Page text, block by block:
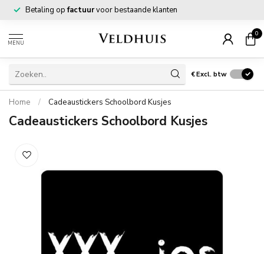
Betaling opfactuurvoor bestaande klanten
MENU
0
€Excl. btw
Home / Cadeaustickers Schoolbord Kusjes
Cadeaustickers Schoolbord Kusjes